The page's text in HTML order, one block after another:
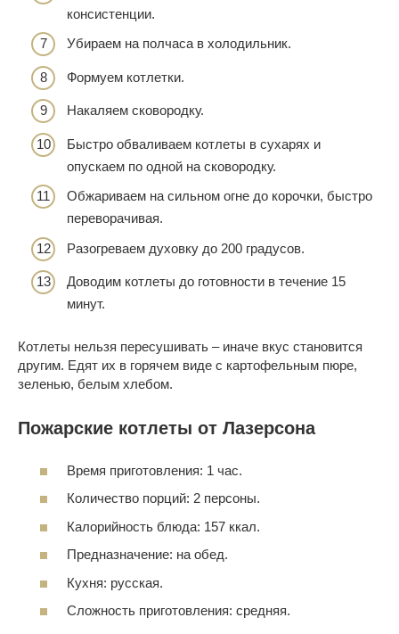
консистенции.
Убираем на полчаса в холодильник.
Формуем котлетки.
Накаляем сковородку.
Быстро обваливаем котлеты в сухарях и
опускаем по одной на сковородку.
Обжариваем на сильном огне до корочки, быстро
переворачивая.
Разогреваем духовку до 200 градусов.
Доводим котлеты до готовности в течение 15
минут.
Котлеты нельзя пересушивать – иначе вкус становится
другим. Едят их в горячем виде с картофельным пюре,
зеленью, белым хлебом.
Пожарские котлеты от Лазерсона
Время приготовления: 1 час.
Количество порций: 2 персоны.
Калорийность блюда: 157 ккал.
Предназначение: на обед.
Кухня: русская.
Сложность приготовления: средняя.